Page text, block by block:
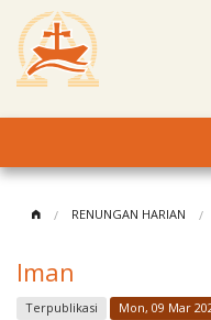
Klasis dan Jemaat
RENUNGAN HARIAN
Iman
Terpublikasi Mon, 09 Mar